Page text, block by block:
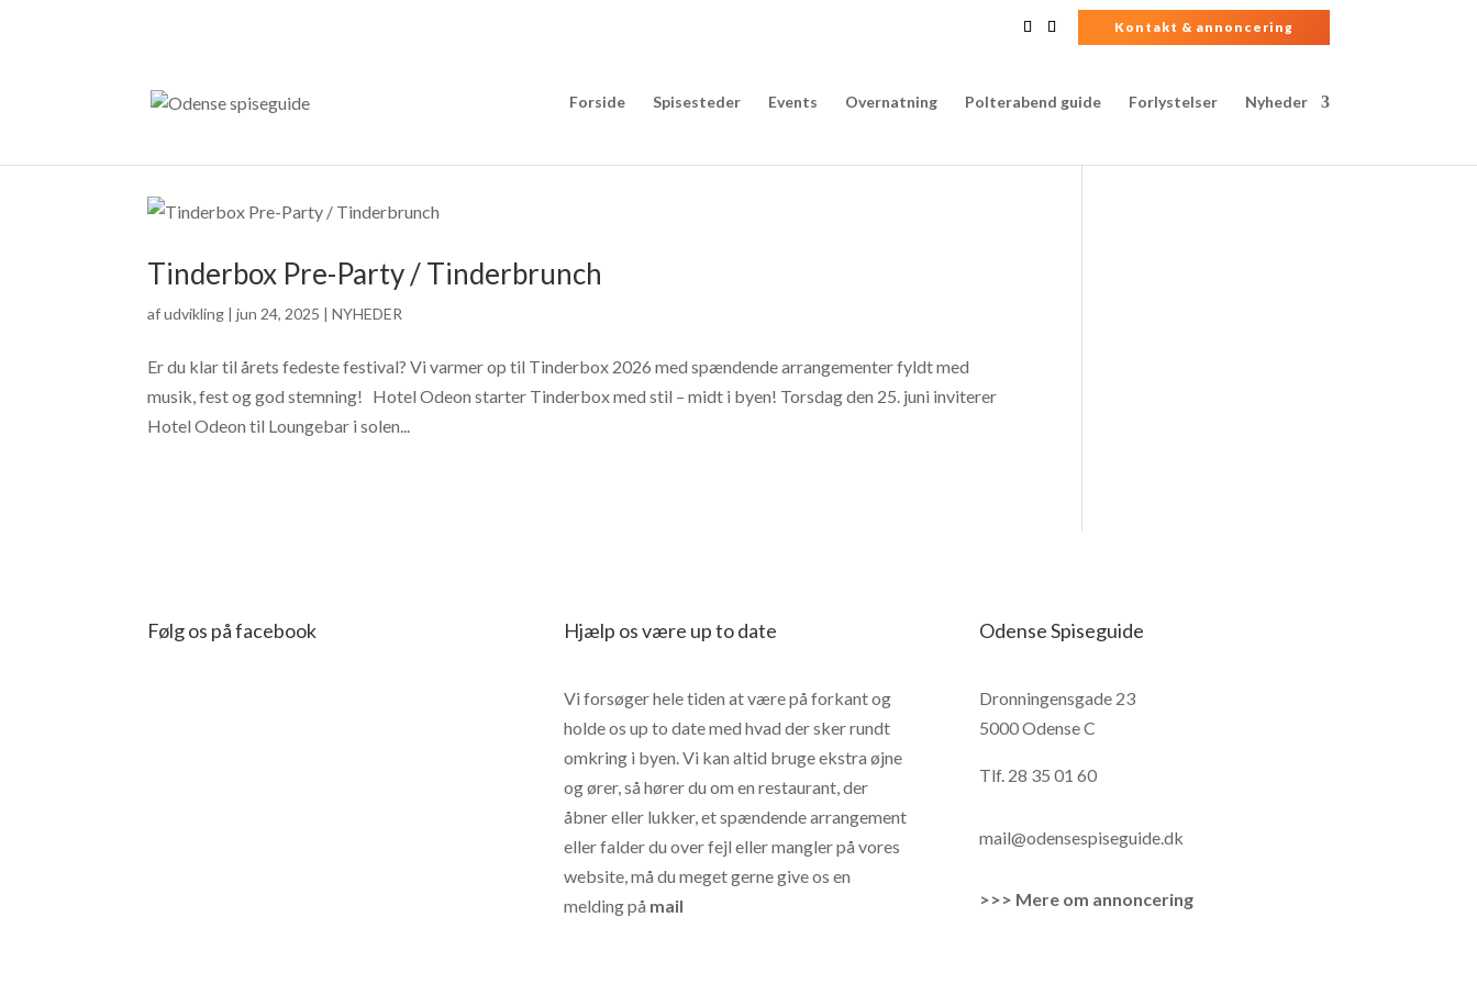
Kontakt & annoncering
Forside Spisesteder Events Overnatning Polterabend guide Forlystelser Nyheder
Tinderbox Pre-Party / Tinderbrunch
afudvikling |jun 24, 2025 |NYHEDER
Er du klar til årets fedeste festival? Vi varmer op til Tinderbox 2026 med spændende arrangementer fyldt med
musik, fest og god stemning! Hotel Odeon starter Tinderbox med stil – midt i byen! Torsdag den 25. juni inviterer
Hotel Odeon til Loungebar i solen...
Følg os på facebook Hjælp os være up to date
Vi forsøger hele tiden at være på forkant og
holde os up to date med hvad der sker rundt
omkring i byen. Vi kan altid bruge ekstra øjne
og ører, så hører du om en restaurant, der
åbner eller lukker, et spændende arrangement
eller falder du over fejl eller mangler på vores
website, må du meget gerne give os en
melding på mail
Odense Spiseguide
Dronningensgade 23
5000 Odense C
Tlf. 28 35 01 60
mail@odensespiseguide.dk
>>> Mere om annoncering